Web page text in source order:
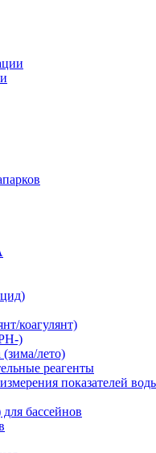
коагулянт)
)
(зима/лето)
реагенты
показателей
бассейнов